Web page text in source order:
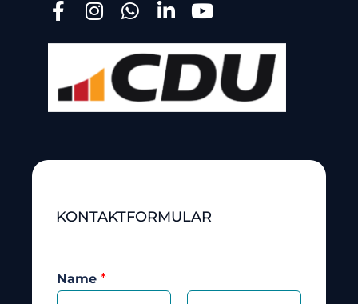
KONTAKTFORMULAR
Name *